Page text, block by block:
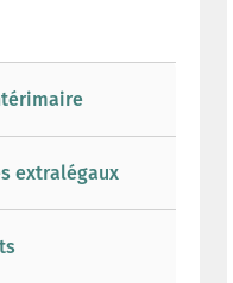
extralégaux